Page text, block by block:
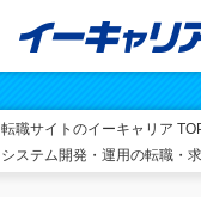
転職サイトのイーキャリア
システム開発・運用の転職・